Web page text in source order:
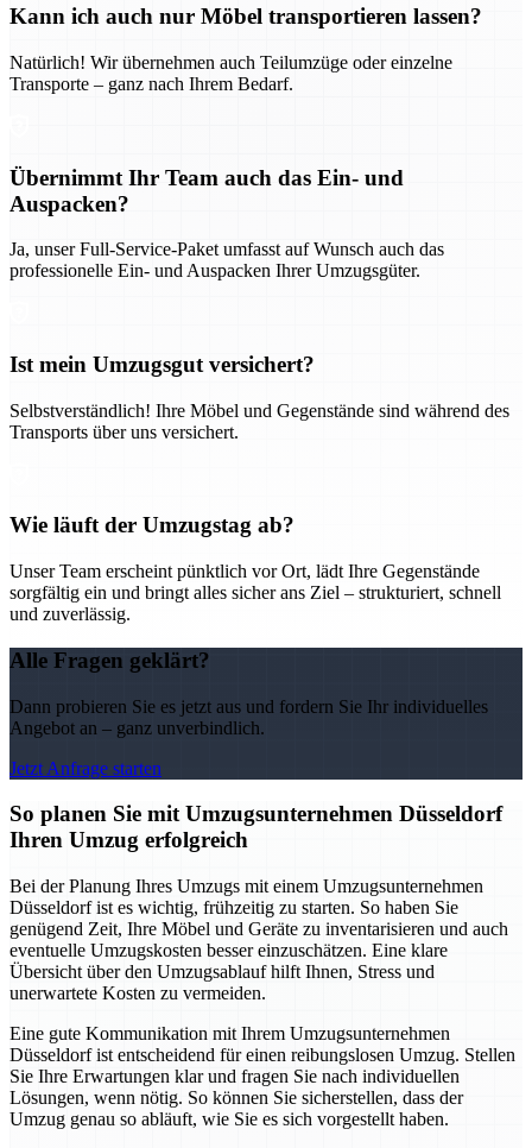
Kann ich auch nur Möbel transportieren lassen?
Natürlich! Wir übernehmen auch Teilumzüge oder einzelne
Transporte – ganz nach Ihrem Bedarf.
Übernimmt Ihr Team auch das Ein- und
Auspacken?
Ja, unser Full-Service-Paket umfasst auf Wunsch auch das
professionelle Ein- und Auspacken Ihrer Umzugsgüter.
Ist mein Umzugsgut versichert?
Selbstverständlich! Ihre Möbel und Gegenstände sind während des
Transports über uns versichert.
Wie läuft der Umzugstag ab?
Unser Team erscheint pünktlich vor Ort, lädt Ihre Gegenstände
sorgfältig ein und bringt alles sicher ans Ziel – strukturiert, schnell
und zuverlässig.
Alle Fragen geklärt?
Dann probieren Sie es jetzt aus und fordern Sie Ihr individuelles
Angebot an – ganz unverbindlich.
Jetzt Anfrage starten
So planen Sie mit Umzugsunternehmen Düsseldorf
Ihren Umzug erfolgreich
Bei der Planung Ihres Umzugs mit einem Umzugsunternehmen
Düsseldorf ist es wichtig, frühzeitig zu starten. So haben Sie
genügend Zeit, Ihre Möbel und Geräte zu inventarisieren und auch
eventuelle Umzugskosten besser einzuschätzen. Eine klare
Übersicht über den Umzugsablauf hilft Ihnen, Stress und
unerwartete Kosten zu vermeiden.
Eine gute Kommunikation mit Ihrem Umzugsunternehmen
Düsseldorf ist entscheidend für einen reibungslosen Umzug. Stellen
Sie Ihre Erwartungen klar und fragen Sie nach individuellen
Lösungen, wenn nötig. So können Sie sicherstellen, dass der
Umzug genau so abläuft, wie Sie es sich vorgestellt haben.